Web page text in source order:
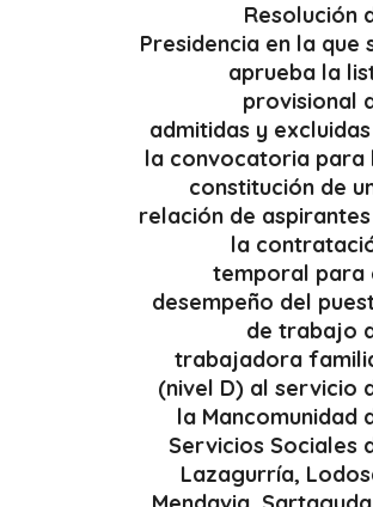
Resolución
Presidencia en la que
aprueba la
provisional
admitidas y
la convocatoria para
constitución de
relación de
la
temporal para
desempeño del
de trabajo
trabajadora
(nivel D) al servicio
la Mancomunidad
Servicios Sociales
Lazagurría,